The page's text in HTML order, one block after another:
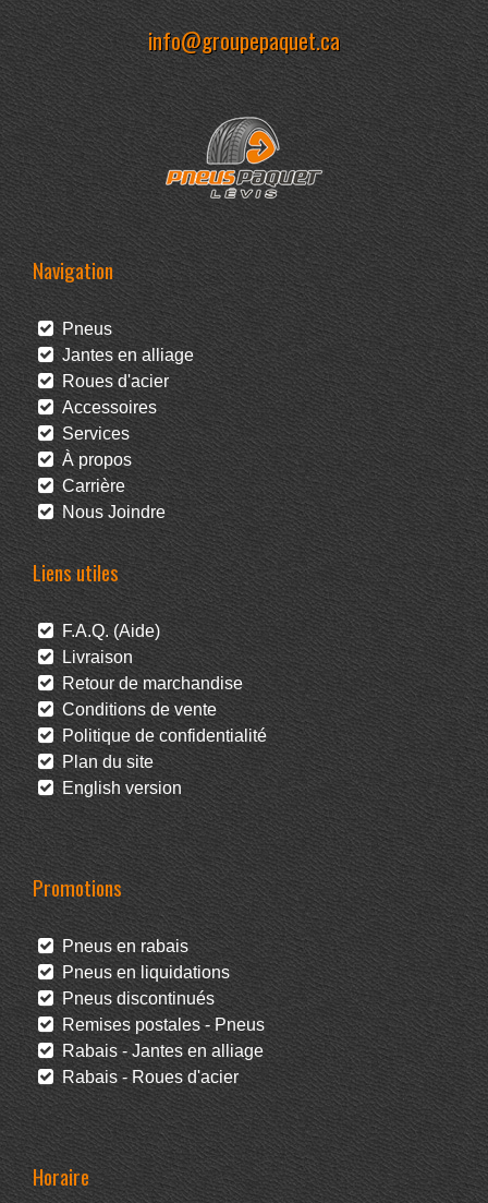
info@groupepaquet.ca
Navigation
Pneus
Jantes en alliage
Roues d'acier
Accessoires
Services
À propos
Carrière
Nous Joindre
Liens utiles
F.A.Q. (Aide)
Livraison
Retour de marchandise
Conditions de vente
Politique de confidentialité
Plan du site
English version
Promotions
Pneus en rabais
Pneus en liquidations
Pneus discontinués
Remises postales - Pneus
Rabais - Jantes en alliage
Rabais - Roues d'acier
Horaire